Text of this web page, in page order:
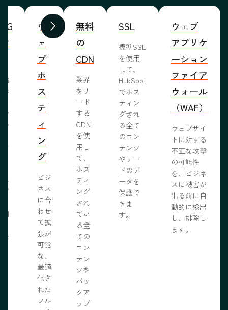
前へ 次へ
編
形
ル
ル
ブ
ウ
ェ
ブ
ホ
ス
テ
ィ
ン
グ
ビジ
ネス
に合
わせ
て拡
張が
可能
な、
最適
化さ
れた
フル
無料
の
CDN
業界
をリ
ード
する
CDN
を使
用し
て、
ホス
ティ
ング
され
てい
る全
ての
コン
テン
ツを
バッ
クア
ップ
SSL
標準SSL
を使用
して、
HubSpot
でホス
ティン
グされ
る全て
のコン
テンツ
やリー
ドのデ
ータを
保護で
きま
す。
ウェブ
アプリケ
ーション
ファイア
ウォール
（WAF）
ウェブサイ
トに対する
不正な攻撃
の可能性
を、ビジネ
スに被害が
出る前に自
動的に検出
し、排除し
ます。